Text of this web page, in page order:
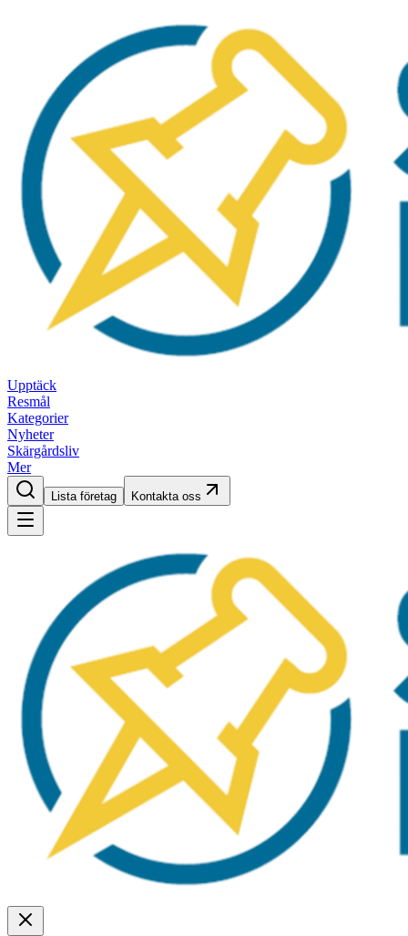
Upptäck
Resmål
Kategorier
Nyheter
Skärgårdsliv
Mer
Lista företag Kontakta oss